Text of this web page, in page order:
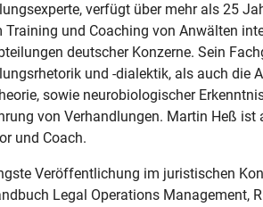
verfügt über mehr als 25
Training und Coaching von Anwälten
deutscher Konzerne. Sein
und -dialektik, als auch die
sowie neurobiologischer
von Verhandlungen. Martin Heß ist
und Coach.
Veröffentlichung im juristischen
Legal Operations Management,